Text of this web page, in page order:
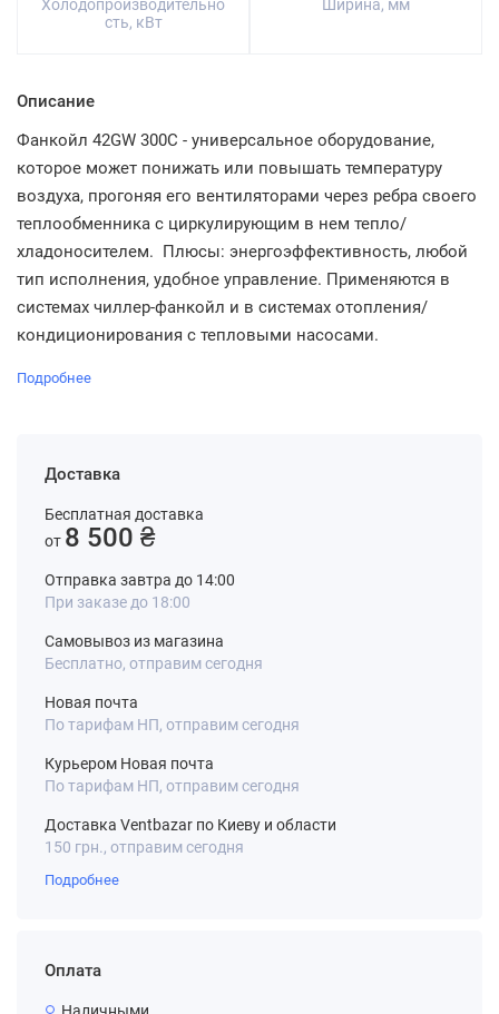
Холодопроизводительно
сть, кВт
Ширина, мм
Описание
Фанкойл 42GW 300C - универсальное оборудование,
которое может понижать или повышать температуру
воздуха, прогоняя его вентиляторами через ребра своего
теплообменника с циркулирующим в нем тепло/
хладоносителем. Плюсы: энергоэффективность, любой
тип исполнения, удобное управление. Применяются в
системах чиллер-фанкойл и в системах отопления/
кондиционирования с тепловыми насосами.
Подробнее
Доставка
Бесплатная доставка
от 8 500 ₴
Отправка завтра до 14:00
При заказе до 18:00
Самовывоз из магазина
Бесплатно, отправим сегодня
Новая почта
По тарифам НП, отправим сегодня
Курьером Новая почта
По тарифам НП, отправим сегодня
Доставка Ventbazar по Киеву и области
150 грн., отправим сегодня
Подробнее
Оплата